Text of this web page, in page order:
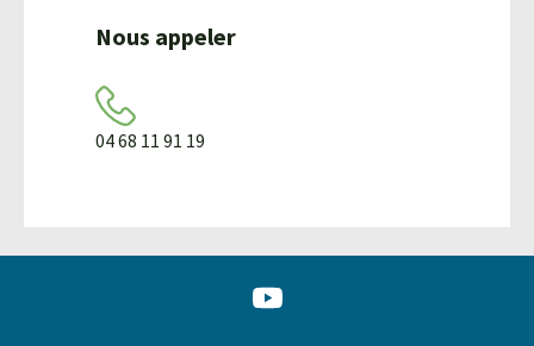
Nous appeler
04 68 11 91 19